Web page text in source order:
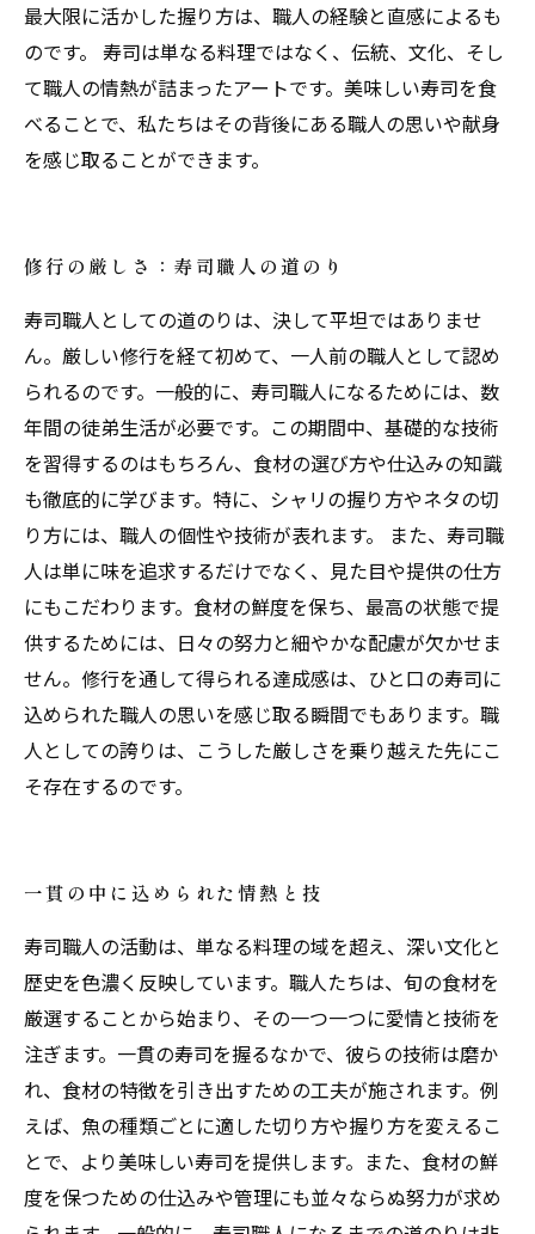
最大限に活かした握り方は、職人の経験と直感によるも
のです。 寿司は単なる料理ではなく、伝統、文化、そし
て職人の情熱が詰まったアートです。美味しい寿司を食
べることで、私たちはその背後にある職人の思いや献身
を感じ取ることができます。
修行の厳しさ：寿司職人の道のり
寿司職人としての道のりは、決して平坦ではありませ
ん。厳しい修行を経て初めて、一人前の職人として認め
られるのです。一般的に、寿司職人になるためには、数
年間の徒弟生活が必要です。この期間中、基礎的な技術
を習得するのはもちろん、食材の選び方や仕込みの知識
も徹底的に学びます。特に、シャリの握り方やネタの切
り方には、職人の個性や技術が表れます。 また、寿司職
人は単に味を追求するだけでなく、見た目や提供の仕方
にもこだわります。食材の鮮度を保ち、最高の状態で提
供するためには、日々の努力と細やかな配慮が欠かせま
せん。修行を通して得られる達成感は、ひと口の寿司に
込められた職人の思いを感じ取る瞬間でもあります。職
人としての誇りは、こうした厳しさを乗り越えた先にこ
そ存在するのです。
一貫の中に込められた情熱と技
寿司職人の活動は、単なる料理の域を超え、深い文化と
歴史を色濃く反映しています。職人たちは、旬の食材を
厳選することから始まり、その一つ一つに愛情と技術を
注ぎます。一貫の寿司を握るなかで、彼らの技術は磨か
れ、食材の特徴を引き出すための工夫が施されます。例
えば、魚の種類ごとに適した切り方や握り方を変えるこ
とで、より美味しい寿司を提供します。また、食材の鮮
度を保つための仕込みや管理にも並々ならぬ努力が求め